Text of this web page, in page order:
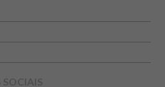
SOCIAIS